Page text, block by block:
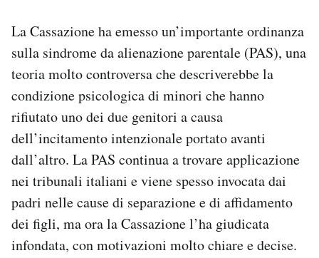
CALENDARIO
AREA PERSONALE
Area Personale
Newsletter
Notifiche mobile
Regala il Post
Hai bisogno di aiuto?
Esci
La Cassazione ha emesso un’importante ordinanza
sulla sindrome da alienazione parentale (PAS), una
teoria molto controversa che descriverebbe la
condizione psicologica di minori che hanno
rifiutato uno dei due genitori a causa
dell’incitamento intenzionale portato avanti
dall’altro. La PAS continua a trovare applicazione
nei tribunali italiani e viene spesso invocata dai
padri nelle cause di separazione e di affidamento
dei figli, ma ora la Cassazione l’ha giudicata
infondata, con motivazioni molto chiare e decise.